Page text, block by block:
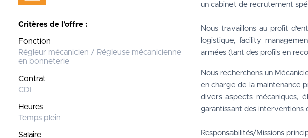
Critères de l'offre :
Fonction
Régleur mécanicien / Régleuse mécanicienne
en bonneterie
Contrat
CDI
Heures
Temps plein
Salaire
un cabinet de recrutement
Nous travaillons au profit
logistique, facility
armées (tant des profils en
Nous recherchons un
en charge de la maintenance
divers aspects mécaniques,
garantissant des interventions
Responsabilités/Missions